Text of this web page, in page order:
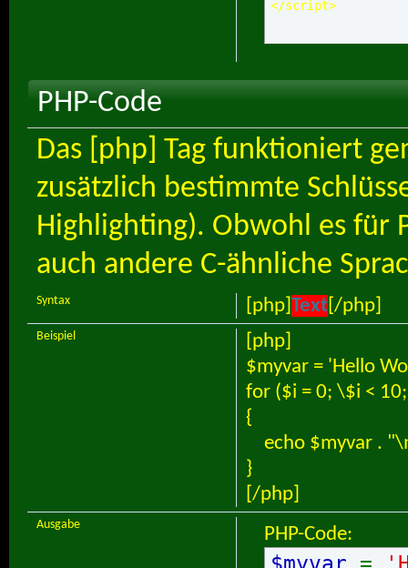
</script>
PHP-Code
Das [php] Tag funktioniert
zusätzlich bestimmte
Highlighting). Obwohl es für
auch andere C-ähnliche
[php] Text[/php]
Syntax
[php]
$myvar = 'Hello
for ($i = 0; \$i <
{
echo $myvar .
}
[/php]
Beispiel
PHP-Code:
Ausgabe